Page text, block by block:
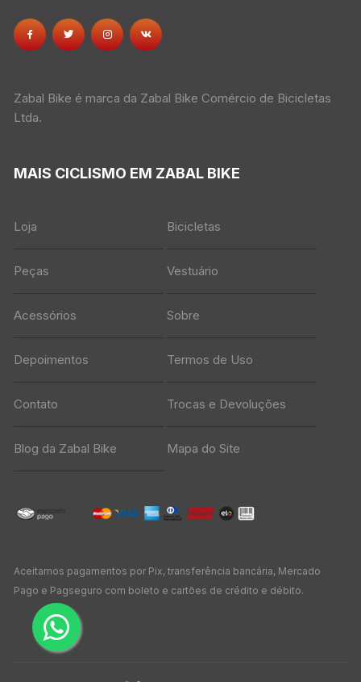
Zabal Bike é marca da Zabal Bike Comércio de Bicicletas
Ltda.
MAIS CICLISMO EM ZABAL BIKE
Loja Bicicletas
Peças Vestuário
Acessórios Sobre
Depoimentos Termos de Uso
Contato Trocas e Devoluções
Blog da Zabal Bike Mapa do Site
Aceitamos pagamentos por Pix, transferência bancária, Mercado
Pago e Pagseguro com boleto e cartões de crédito e débito.